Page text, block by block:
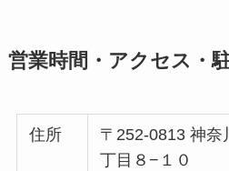
営業時間・アクセス・
住所
〒252-0813 神奈
丁目８−１０